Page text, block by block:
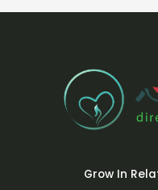
Grow In